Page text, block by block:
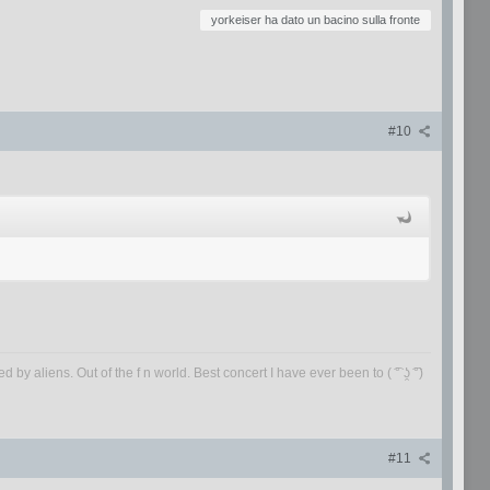
yorkeiser ha dato un bacino sulla fronte
#10
aliens. Out of the f n world. Best concert I have ever been to ( ͡° ʖ̯ ͡°)
#11